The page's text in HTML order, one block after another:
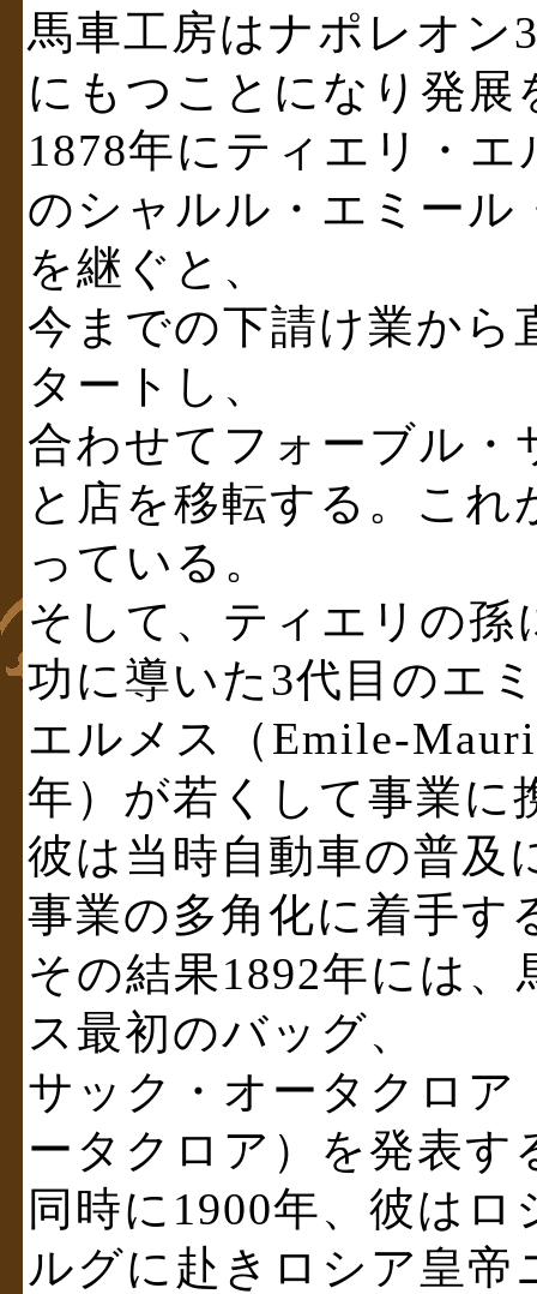
馬車工房はナポレオン
にもつことになり発展
1878年にティエリ・
のシャルル・エミール
を継ぐと、
今までの下請け業から
タートし、
合わせてフォーブル・
と店を移転する。こ
っている。
そして、ティエリの
功に導いた3代目のエ
エルメス（Emile-
年）が若くして事業に
彼は当時自動車の普及
事業の多角化に着手す
その結果1892年には
ス最初のバッグ、
サック・オータクロア
ータクロア）を発表す
同時に1900年、彼は
ルグに赴きロシア皇帝